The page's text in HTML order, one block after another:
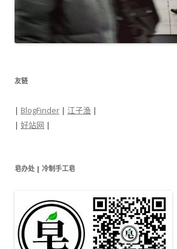
友链
| BlogFinder | 江子渔 |
| 好站网 |
皂办处 | 冷制手工皂